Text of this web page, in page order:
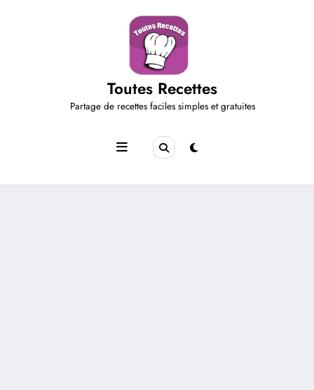
Toutes Recettes
Partage de recettes faciles simples et gratuites